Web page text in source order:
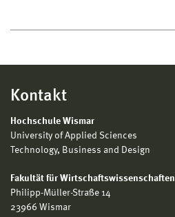
Kontakt
Hochschule Wismar
University of Applied Sciences
Technology, Business and Design
Fakultät für Wirtschaftswissenschaften
Philipp-Müller-Straße 14
23966 Wismar